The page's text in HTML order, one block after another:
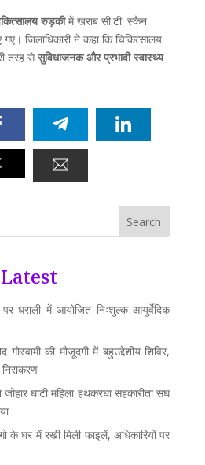
रुड़कीमें खराब सी.टी. स्कैन
जिलाधिकारी ने कहा कि चिकित्सालय
तरह सेसुविधाजनक और प्रभावी स्वास्थ्य
Search
Latest
पर धराली में आयोजित निःशुल्क आयुर्वेदिक
गोस्वामी की मौजूदगी में बहुउद्देशीय शिविर,
जोहार घाटी महिला हथकरघा सहकारीता संघ
के घर में रखी मिली फाइलें, अधिकारियों पर